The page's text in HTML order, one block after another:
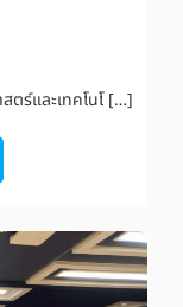
ตร์และเทคโนโ […]